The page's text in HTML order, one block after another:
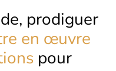
prodiguer
en œuvre
pour